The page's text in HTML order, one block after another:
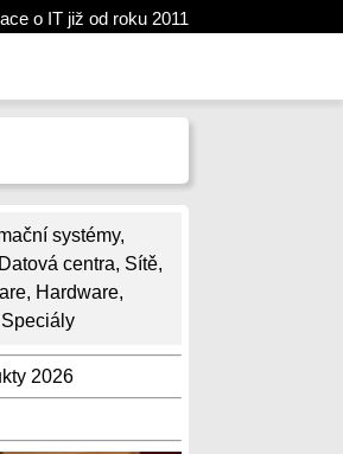
o IT již od roku 2011
systémy,
Datová centra, Sítě,
, Hardware,
Speciály
2026